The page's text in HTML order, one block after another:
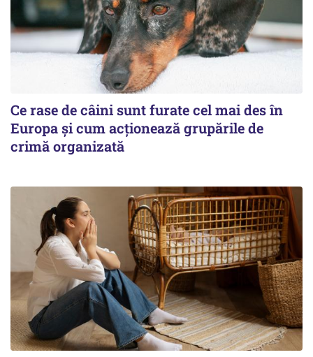
Ce rase de câini sunt furate cel mai des în
Europa și cum acționează grupările de
crimă organizată